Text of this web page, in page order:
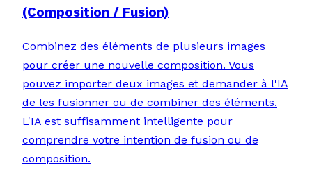
(Composition / Fusion)
Combinez des éléments de plusieurs images
pour créer une nouvelle composition. Vous
pouvez importer deux images et demander à l'IA
de les fusionner ou de combiner des éléments.
L'IA est suffisamment intelligente pour
comprendre votre intention de fusion ou de
composition.